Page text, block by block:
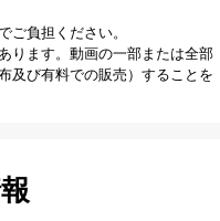
ご負担ください。
ります。動画の一部または全部
及び有料での販売）することを